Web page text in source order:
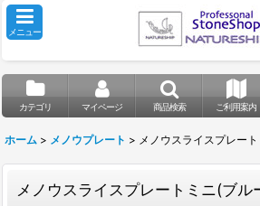
メニュー
カテゴリ マイページ 商品検索 ご利用案内
ホーム > メノウプレート > メノウスライスプレー
メノウスライスプレートミニ(ブル